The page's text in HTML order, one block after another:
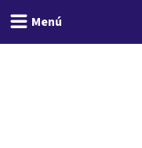
Menú